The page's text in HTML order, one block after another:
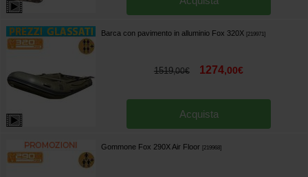
Barca con pavimento in alluminio Fox 320X 219971]
1519,00€ 1274,00€
Acquista
Gommone Fox 290X Air Floor 219968]